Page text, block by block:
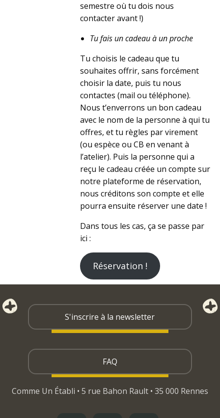
semestre où tu dois nous
contacter avant !)
Tu fais un cadeau à un proche
Tu choisis le cadeau que tu
souhaites offrir, sans forcément
choisir la date, puis tu nous
contactes (mail ou téléphone).
Nous t’enverrons un bon cadeau
avec le nom de la personne à qui tu
offres, et tu règles par virement
(ou espèce ou CB en venant à
l’atelier). Puis la personne qui a
reçu le cadeau créée un compte sur
notre plateforme de réservation,
nous créditons son compte et elle
pourra ensuite réserver une date !
Dans tous les cas, ça se passe par
ici :
Réservation !
S'inscrire à la newsletter
FAQ
Comme Un Établi • 5 rue Bahon Rault • 35 000 Rennes